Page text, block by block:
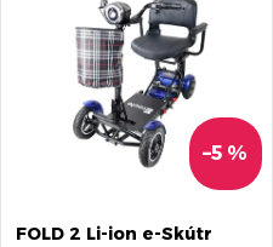
–5 %
FOLD 2 Li-ion e-Skútr